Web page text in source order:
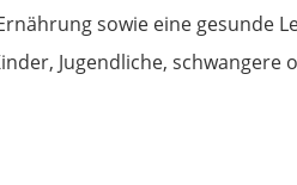
sowie eine gesunde
Jugendliche, schwangere